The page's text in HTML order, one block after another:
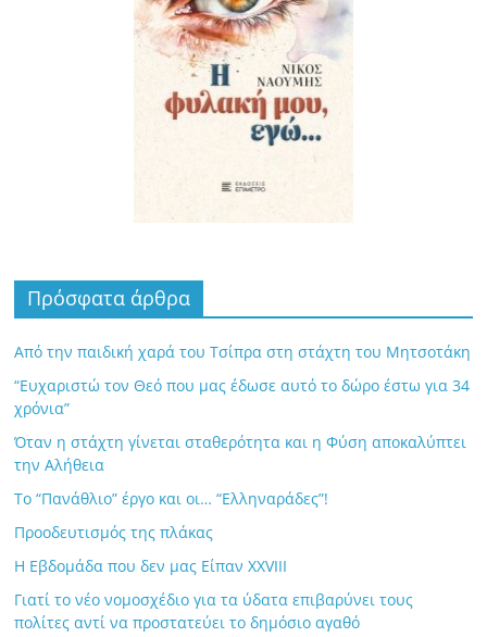
Πρόσφατα άρθρα
Από την παιδική χαρά του Τσίπρα στη στάχτη του Μητσοτάκη
“Ευχαριστώ τον Θεό που μας έδωσε αυτό το δώρο έστω για 34
χρόνια”
Όταν η στάχτη γίνεται σταθερότητα και η Φύση αποκαλύπτει
την Αλήθεια
Το “Πανάθλιο” έργο και οι… “Ελληναράδες”!
Προοδευτισμός της πλάκας
Η Εβδομάδα που δεν μας Είπαν XXVIII
Γιατί το νέο νομοσχέδιο για τα ύδατα επιβαρύνει τους
πολίτες αντί να προστατεύει το δημόσιο αγαθό